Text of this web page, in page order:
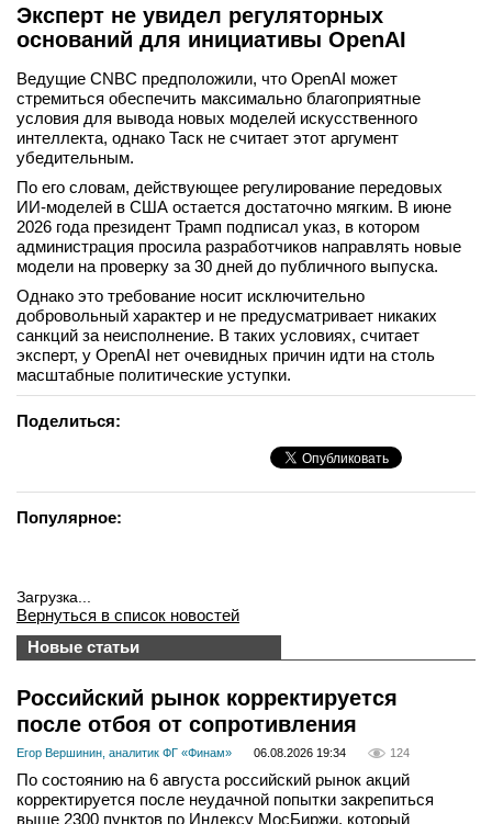
Эксперт не увидел регуляторных
оснований для инициативы OpenAI
Ведущие CNBC предположили, что OpenAI может
стремиться обеспечить максимально благоприятные
условия для вывода новых моделей искусственного
интеллекта, однако Таск не считает этот аргумент
убедительным.
По его словам, действующее регулирование передовых
ИИ-моделей в США остается достаточно мягким. В июне
2026 года президент Трамп подписал указ, в котором
администрация просила разработчиков направлять новые
модели на проверку за 30 дней до публичного выпуска.
Однако это требование носит исключительно
добровольный характер и не предусматривает никаких
санкций за неисполнение. В таких условиях, считает
эксперт, у OpenAI нет очевидных причин идти на столь
масштабные политические уступки.
Поделиться:
Популярное:
Загрузка...
Вернуться в список новостей
Новые статьи
Российский рынок корректируется
после отбоя от сопротивления
Егор Вершинин, аналитик ФГ «Финам» 06.08.2026 19:34 124
По состоянию на 6 августа российский рынок акций
корректируется после неудачной попытки закрепиться
выше 2300 пунктов по Индексу МосБиржи, который